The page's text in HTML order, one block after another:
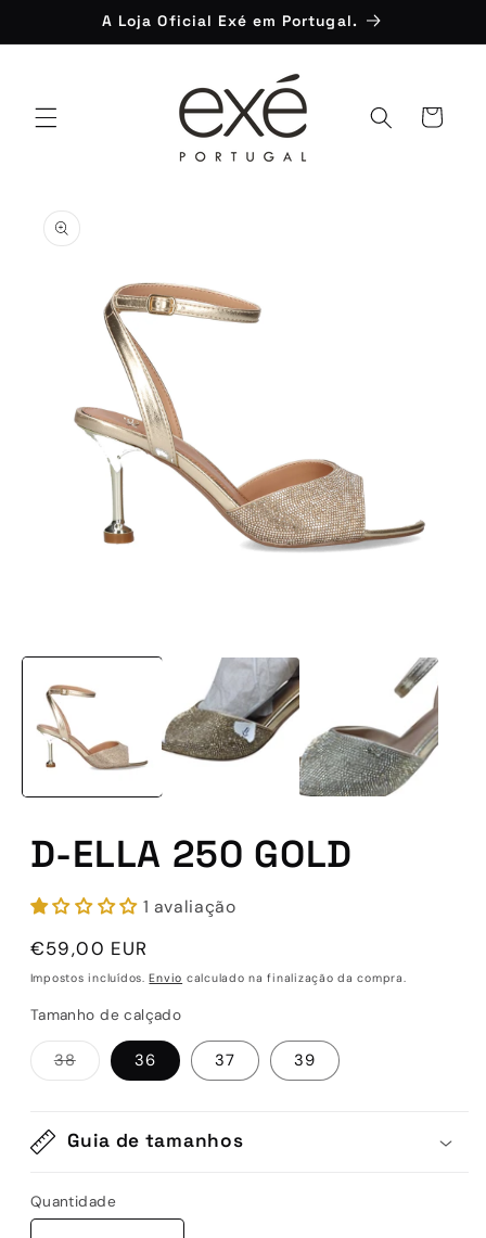
conteúdo
A Loja Oficial Exé em Portugal.
Carrinho
informação
do produto
conteúdo
em
modal
D-ELLA 250 GOLD
1 avaliação
Preço
normal
€59,00 EUR
Impostos incluídos.Envio calculado na finalização da compra.
Tamanho de calçado
38Variante
esgotada
36 37 39
Guia de tamanhos
Quantidade
Quantidade